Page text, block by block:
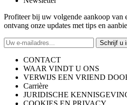
Profiteer bij uw volgende aankoop van
ontvang onze updates met tips en
Schrijf u
CONTACT
WAAR VINDT U ONS
VERWIJS EEN VRIEND
Carrière
JURIDISCHE